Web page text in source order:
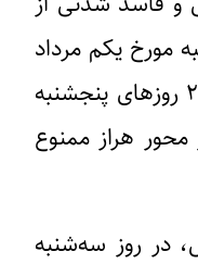
چهارشنبه مورخ یکم مرداد
و همچنین از ساعت ۸ الی ۲۴ روزهای پنجشنبه
هراز ممنوع
در روز سه‌شنبه